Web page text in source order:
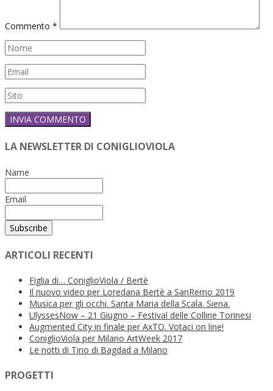
Commento *
LA NEWSLETTER DI CONIGLIOVIOLA
Name
Email
ARTICOLI RECENTI
Figlia di… ConiglioViola / Bertè
Il nuovo video per Loredana Bertè a SanRemo 2019
Musica per gli occhi. Santa Maria della Scala. Siena.
UlyssesNow – 21 Giugno – Festival delle Colline Torinesi
Augmented City in finale per AxTO. Votaci on line!
ConiglioViola per Milano ArtWeek 2017
Le notti di Tino di Bagdad a Milano
PROGETTI